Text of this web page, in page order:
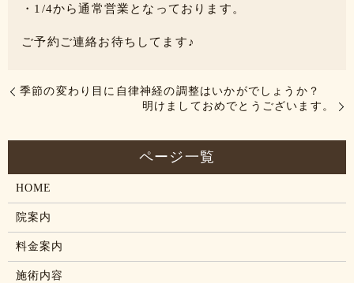
・1/4から通常営業となっております。
ご予約ご連絡お待ちしてます♪
季節の変わり目に自律神経の調整はいかがでしょうか？
明けましておめでとうございます。
HOME
院案内
料金案内
施術内容